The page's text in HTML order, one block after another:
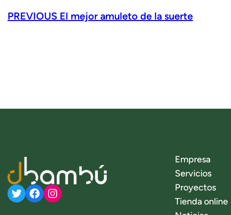
PREVIOUS El mejor amuleto de la suerte
Twitter Facebook Instagram
Empresa
Servicios
Proyectos
Tienda online